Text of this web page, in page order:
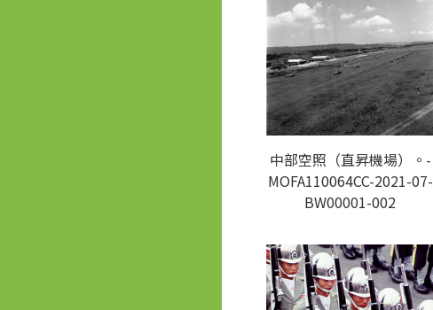
中部空照（直昇機場）。-
MOFA110064CC-2021-07-
BW00001-002